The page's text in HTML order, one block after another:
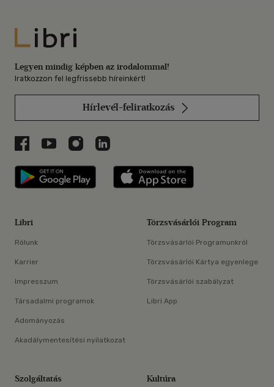
Libri
Legyen mindig képben az irodalommal!
Iratkozzon fel legfrissebb híreinkért!
Hírlevél-feliratkozás
Libri a Facebookon
Libri a Youtube-on
Libri az Instagramon
Libri a LinkedInen
Libri applikáció Szerezd meg: Google
Libri
Rólunk
Karrier
Impresszum
Társadalmi programok
Adományozás
Akadálymentesítési nyilatkozat
Törzsvásárlói Program
Törzsvásárlói Programunkról
Törzsvásárlói Kártya egyenlege
Törzsvásárlói szabályzat
Libri App
Szolgáltatás Kultúra